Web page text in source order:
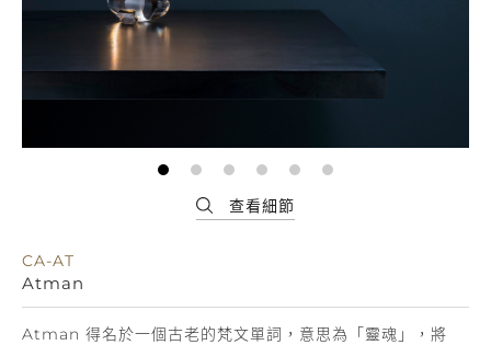
CA-AT
Atman
Atman 得名於一個古老的梵文單詞，意思為「靈魂」，將